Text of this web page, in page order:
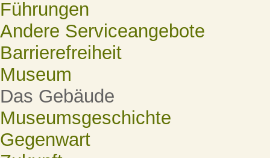
Führungen
Andere Serviceangebote
Barrierefreiheit
Museum
Das Gebäude
Museumsgeschichte
Gegenwart